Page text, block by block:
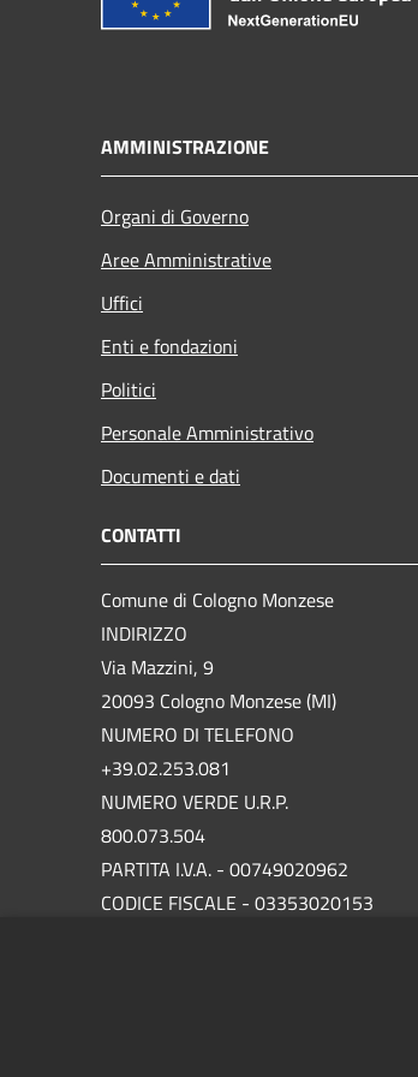
AMMINISTRAZIONE
Organi di Governo
Aree Amministrative
Uffici
Enti e fondazioni
Politici
Personale Amministrativo
Documenti e dati
CONTATTI
Comune di Cologno Monzese
INDIRIZZO
Via Mazzini, 9
20093 Cologno Monzese (MI)
NUMERO DI TELEFONO
+39.02.253.081
NUMERO VERDE U.R.P.
800.073.504
PARTITA I.V.A. - 00749020962
CODICE FISCALE - 03353020153